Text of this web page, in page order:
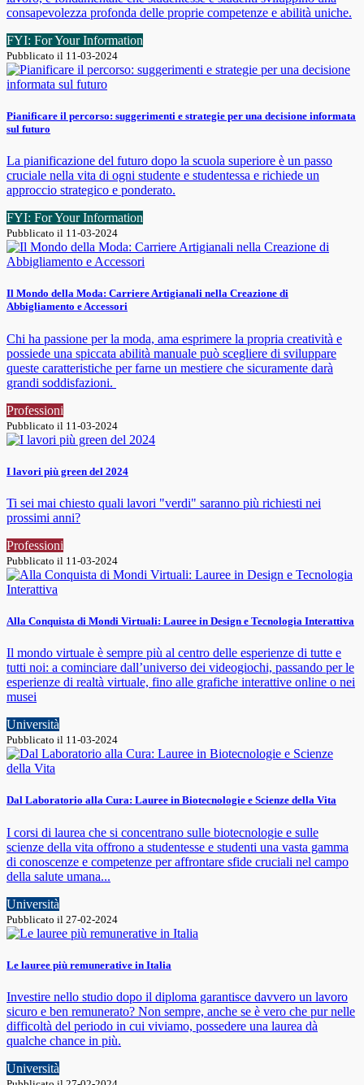
consapevolezza profonda delle proprie competenze e abilità uniche.
FYI: For Your Information
Pubblicato il 11-03-2024
Pianificare il percorso: suggerimenti e strategie per una decisione informata
sul futuro
La pianificazione del futuro dopo la scuola superiore è un passo
cruciale nella vita di ogni studente e studentessa e richiede un
approccio strategico e ponderato.
FYI: For Your Information
Pubblicato il 11-03-2024
Il Mondo della Moda: Carriere Artigianali nella Creazione di
Abbigliamento e Accessori
Chi ha passione per la moda, ama esprimere la propria creatività e
possiede una spiccata abilità manuale può scegliere di sviluppare
queste caratteristiche per farne un mestiere che sicuramente darà
grandi soddisfazioni.
Professioni
Pubblicato il 11-03-2024
I lavori più green del 2024
Ti sei mai chiesto quali lavori "verdi" saranno più richiesti nei
prossimi anni?
Professioni
Pubblicato il 11-03-2024
Alla Conquista di Mondi Virtuali: Lauree in Design e Tecnologia Interattiva
Il mondo virtuale è sempre più al centro delle esperienze di tutte e
tutti noi: a cominciare dall’universo dei videogiochi, passando per le
esperienze di realtà virtuale, fino alle grafiche interattive online o nei
musei
Università
Pubblicato il 11-03-2024
Dal Laboratorio alla Cura: Lauree in Biotecnologie e Scienze della Vita
I corsi di laurea che si concentrano sulle biotecnologie e sulle
scienze della vita offrono a studentesse e studenti una vasta gamma
di conoscenze e competenze per affrontare sfide cruciali nel campo
della salute umana...
Università
Pubblicato il 27-02-2024
Le lauree più remunerative in Italia
Investire nello studio dopo il diploma garantisce davvero un lavoro
sicuro e ben remunerato? Non sempre, anche se è vero che pur nelle
difficoltà del periodo in cui viviamo, possedere una laurea dà
qualche chance in più.
Università